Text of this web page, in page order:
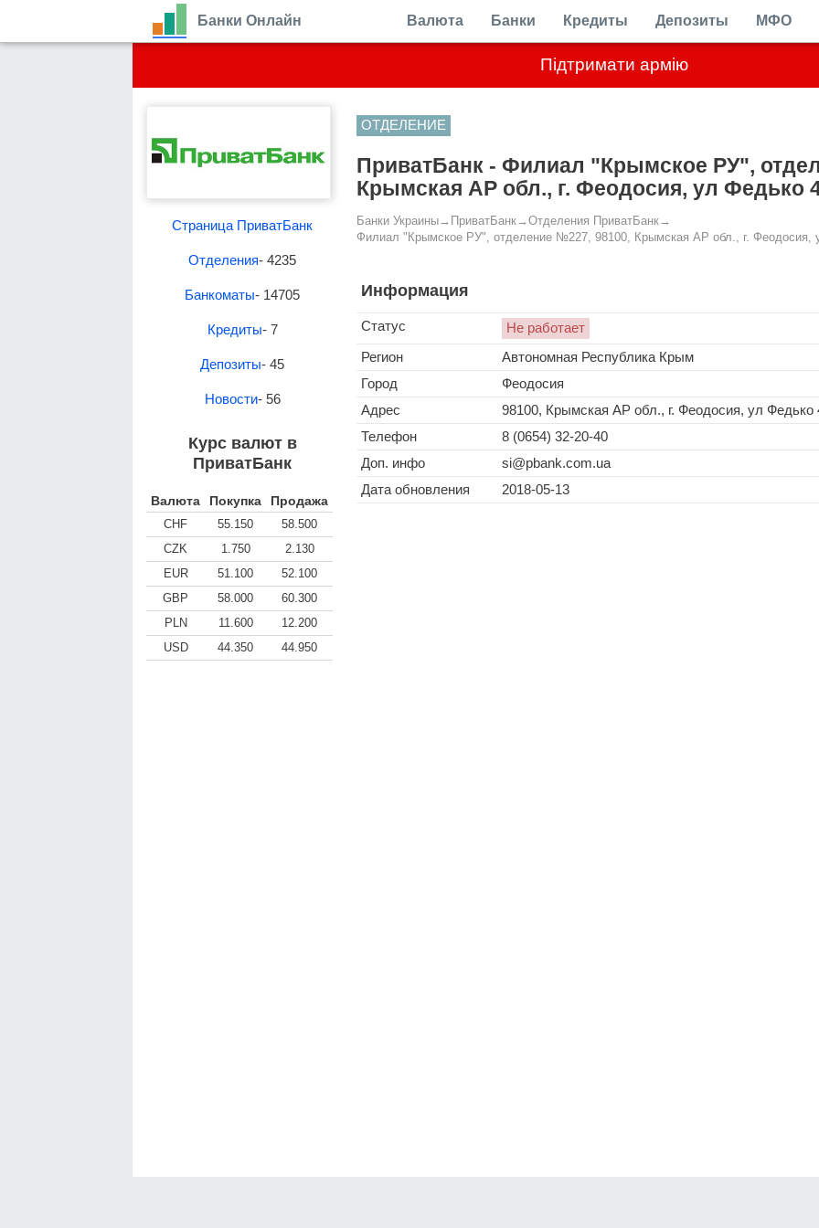
Підтримати армію
Банки Онлайн Валюта Банки Кредиты Депозиты МФО
Страница ПриватБанк
Отделения- 4235
Банкоматы- 14705
Кредиты- 7
Депозиты- 45
Новости- 56
Курс валют в
ПриватБанк
Валюта Покупка Продажа
CHF 55.150
58.500
CZK
1.750
2.130
EUR
51.100
52.100
GBP
58.000
60.300
PLN
11.600
12.200
USD
44.350 44.950
ОТДЕЛЕНИЕ
ПриватБанк - Филиал "Крымское РУ",
Крымская АР обл., г. Феодосия, ул Федько
Банки Украины→ ПриватБанк→ Отделения ПриватБанк→
Филиал "Крымское РУ", отделение №227, 98100, Крымская АР обл., г. Феодосия,
Информация
Статус
Не работает
Регион
Автономная Республика Крым
Город
Феодосия
Адрес
98100, Крымская АР обл., г. Феодосия, ул Федько
Телефон
8 (0654) 32-20-40
Доп. инфо
si@pbank.com.ua
Дата обновления
2018-05-13